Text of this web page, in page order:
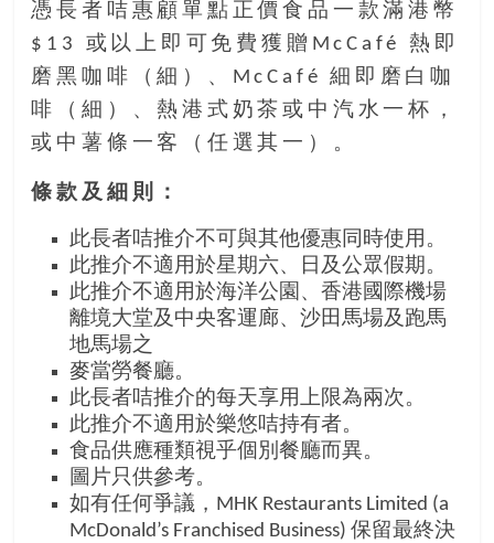
憑長者咭惠顧單點正價食品一款滿港幣
$13 或以上即可免費獲贈McCafé 熱即
磨黑咖啡（細）、McCafé 細即磨白咖
啡（細）、熱港式奶茶或中汽水一杯，
或中薯條一客（任選其一）。
條款及細則：
此長者咭推介不可與其他優惠同時使用。
此推介不適用於星期六、日及公眾假期。
此推介不適用於海洋公園、香港國際機場
離境大堂及中央客運廊、沙田馬場及跑馬
地馬場之
麥當勞餐廳。
此長者咭推介的每天享用上限為兩次。
此推介不適用於樂悠咭持有者。
食品供應種類視乎個別餐廳而異。
圖片只供參考。
如有任何爭議，MHK Restaurants Limited (a
McDonald’s Franchised Business) 保留最終決